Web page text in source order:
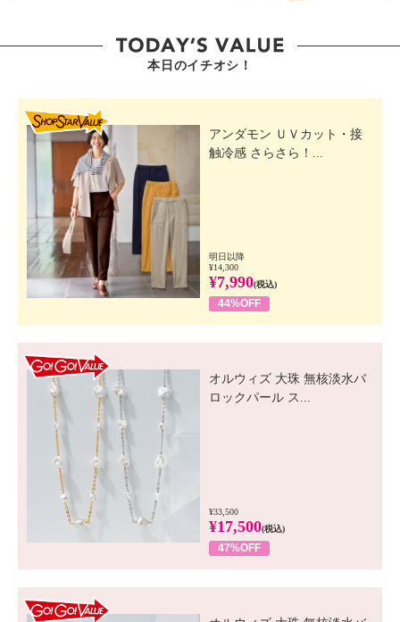
本日のイチオシ！
アンダモン ＵＶカット・接
触冷感 さらさら！...
明日以降
¥14,300
¥7,990(税込)
44%OFF
オルウィズ 大珠 無核淡水バ
ロックパール ス...
¥33,500
¥17,500(税込)
47%OFF